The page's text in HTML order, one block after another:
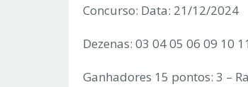
Concurso: Data: 21/12/2024
Dezenas: 03 04 05 06 09 10
Ganhadores 15 pontos: 3 –